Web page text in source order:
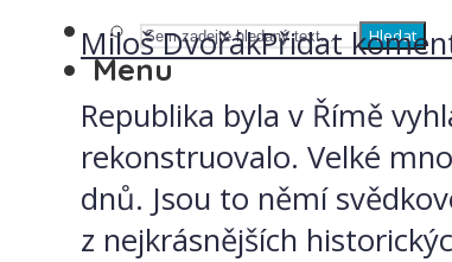
Hledat
Menu
Miloš DvořákPřidat
Republika byla v Římě
rekonstruovalo. Velké
dnů. Jsou to němí
z nejkrásnějších